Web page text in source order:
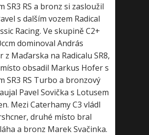
SR3 RS a bronz si zasloužil
s dalším vozem Radical
Racing. Ve skupině C2+
dominoval András
z Maďarska na Radicalu SR8,
obsadil Markus Hofer s
SR3 RS Turbo a bronzový
Pavel Sovička s Lotusem
Mezi Caterhamy C3 vládl
druhé místo bral
a bronz Marek Svačinka.